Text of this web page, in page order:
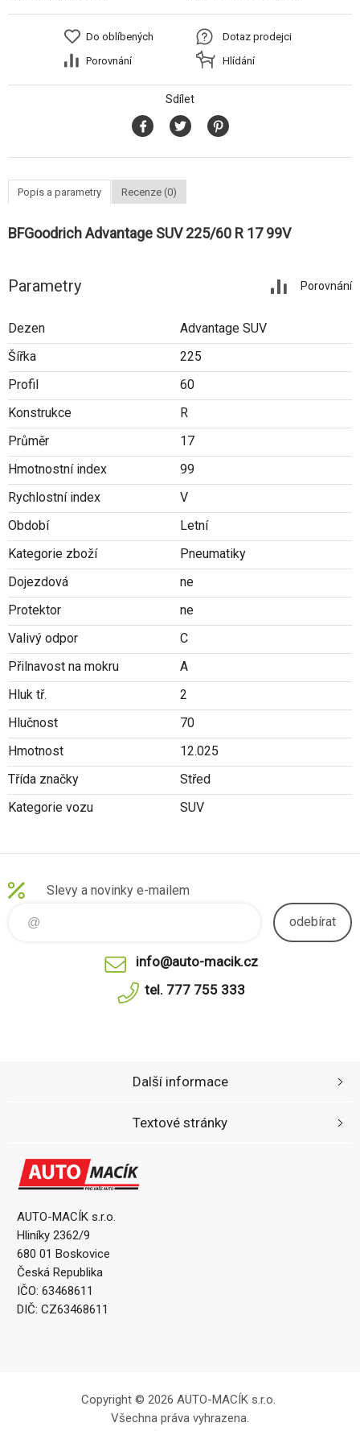
Do oblíbených
Porovnání
Dotaz prodejci
Hlídání
Sdílet
Popis a parametry Recenze (0)
BFGoodrich Advantage SUV 225/60 R 17 99V
Parametry Porovnání
Dezen
Advantage SUV
Šířka
225
Profil
60
Konstrukce
R
Průměr
17
Hmotnostní index
99
Rychlostní index
V
Období
Letní
Kategorie zboží
Pneumatiky
Dojezdová
ne
Protektor
ne
Valivý odpor
C
Přilnavost na mokru
A
Hluk tř.
2
Hlučnost
70
Hmotnost
12.025
Třída značky
Střed
Kategorie vozu
SUV
Slevy a novinky e-mailem
odebírat
info@auto-macik.cz
tel. 777 755 333
AUTO-MACÍK s.r.o.
Hliníky 2362/9
680 01 Boskovice
Česká Republika
IČO: 63468611
DIČ: CZ63468611
Další informace
Textové stránky
Copyright © 2026 AUTO-MACÍK s.r.o.
Všechna práva vyhrazena.